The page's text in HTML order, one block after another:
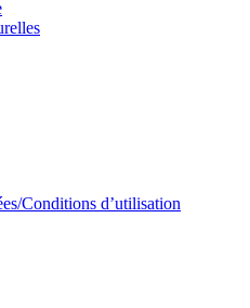
Conditions d’utilisation